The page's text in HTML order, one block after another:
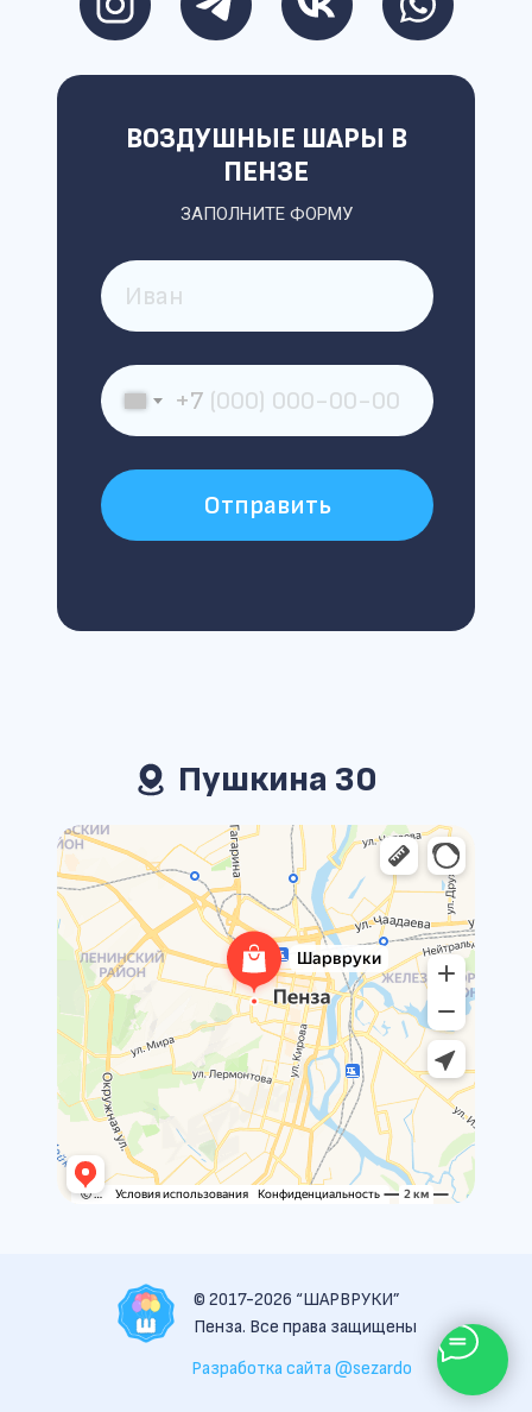
Пушкина 30
ЗАПОЛНИТЕ ФОРМУ
ВОЗДУШНЫЕ ШАРЫ В
ПЕНЗЕ
+7
Отправить
© 2017-2026 “ШАРВРУКИ”
Пенза. Все права защищены
Разработка сайта @sezardo